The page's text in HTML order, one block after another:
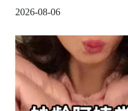
2026-08-06